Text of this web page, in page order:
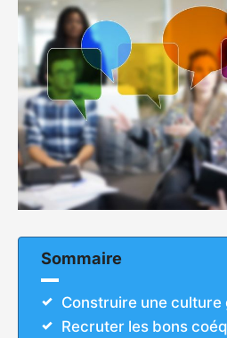
Sommaire
Construire une culture
Recruter les bons